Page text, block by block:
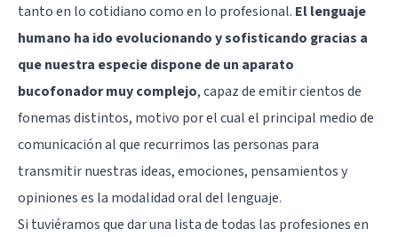
tanto en lo cotidiano como en lo profesional. El lenguaje
humano ha ido evolucionando y sofisticando gracias a
que nuestra especie dispone de un aparato
bucofonador muy complejo, capaz de emitir cientos de
fonemas distintos, motivo por el cual el principal medio de
comunicación al que recurrimos las personas para
transmitir nuestras ideas, emociones, pensamientos y
opiniones es la modalidad oral del lenguaje.
Si tuviéramos que dar una lista de todas las profesiones en